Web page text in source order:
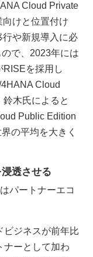
Cloud Private
けと位置付け
や新規導入に必
で、2023年には
RISEを採用し
Cloud
木氏によると
Public Edition
の平均を大きく
透させる
パートナーエコ
ジネスが前年比
ナーとして加わ